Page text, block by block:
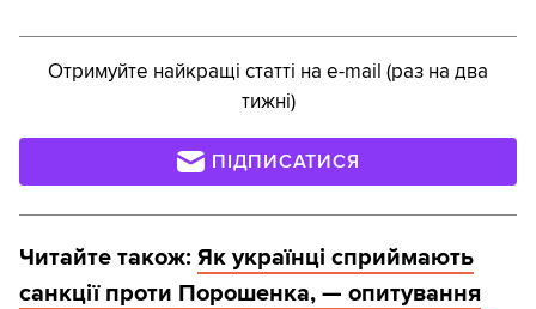
Отримуйте найкращі статті на e-mail (раз на два
тижні)
ПІДПИСАТИСЯ
Читайте також: Як українці сприймають
санкції проти Порошенка, — опитування